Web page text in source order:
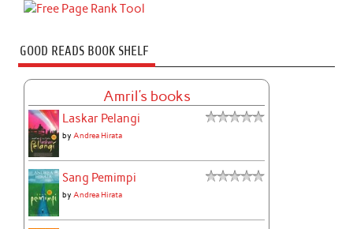
GOOD READS BOOK SHELF
Amril's books
Laskar Pelangi
byAndrea Hirata
Sang Pemimpi
byAndrea Hirata